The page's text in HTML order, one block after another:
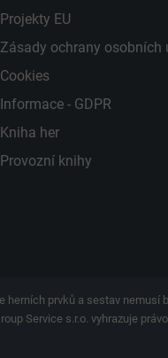
Projekty EU
Zásady ochrany osobních
Cookies
Informace - GDPR
Kniha her
Provozní knihy
prvků a sestav
Service s.r.o. vyhrazuje